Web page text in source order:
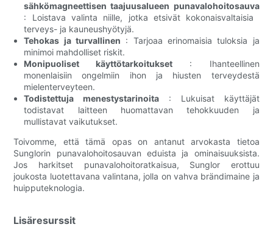
sähkömagneettisen taajuusalueen punavalohoitosauva
: Loistava valinta niille, jotka etsivät kokonaisvaltaisia ​​
terveys- ja kauneushyötyjä.
Tehokas ja turvallinen : Tarjoaa erinomaisia ​​tuloksia ja
minimoi mahdolliset riskit.
Monipuoliset käyttötarkoitukset : Ihanteellinen
monenlaisiin ongelmiin ihon ja hiusten terveydestä
mielenterveyteen.
Todistettuja menestystarinoita : Lukuisat käyttäjät
todistavat laitteen huomattavan tehokkuuden ja
mullistavat vaikutukset.
Toivomme, että tämä opas on antanut arvokasta tietoa
Sunglorin punavalohoitosauvan eduista ja ominaisuuksista.
Jos harkitset punavalohoitoratkaisua, Sunglor erottuu
joukosta luotettavana valintana, jolla on vahva brändimaine ja
huipputeknologia.
Lisäresurssit